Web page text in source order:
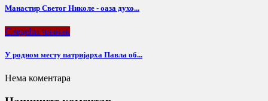
Манастир Светог Николе - оаза духо...
Следећи чланак
У родном месту патријарха Павла об...
Нема коментара